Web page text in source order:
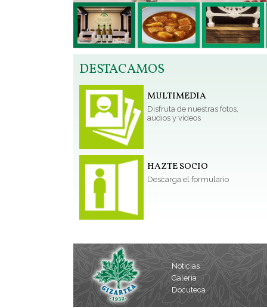
DESTACAMOS
MULTIMEDIA
Disfruta de nuestras fotos,
audios y vídeos
HAZTE SOCIO
Descarga el formulario
Noticias
Galería
Docuteca